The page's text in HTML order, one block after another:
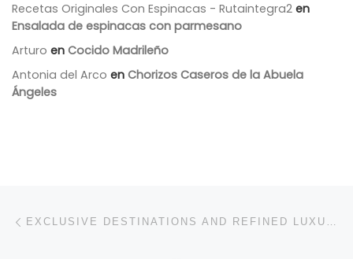
Recetas Originales Con Espinacas - Rutaintegra2 en
Ensalada de espinacas con parmesano
Arturo en Cocido Madrileño
Antonia del Arco en Chorizos Caseros de la Abuela
Ángeles
Navegación de entradas EXCLUSIVE DESTINATIONS AND REFINED LUXURY CASINO EXPERIENCES REDEFINE ENTERTAINMENT